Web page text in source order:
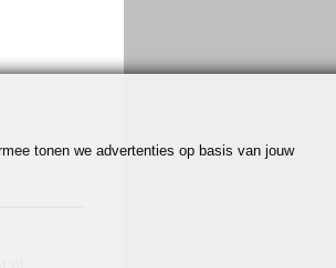
tonen we advertenties op basis van jouw